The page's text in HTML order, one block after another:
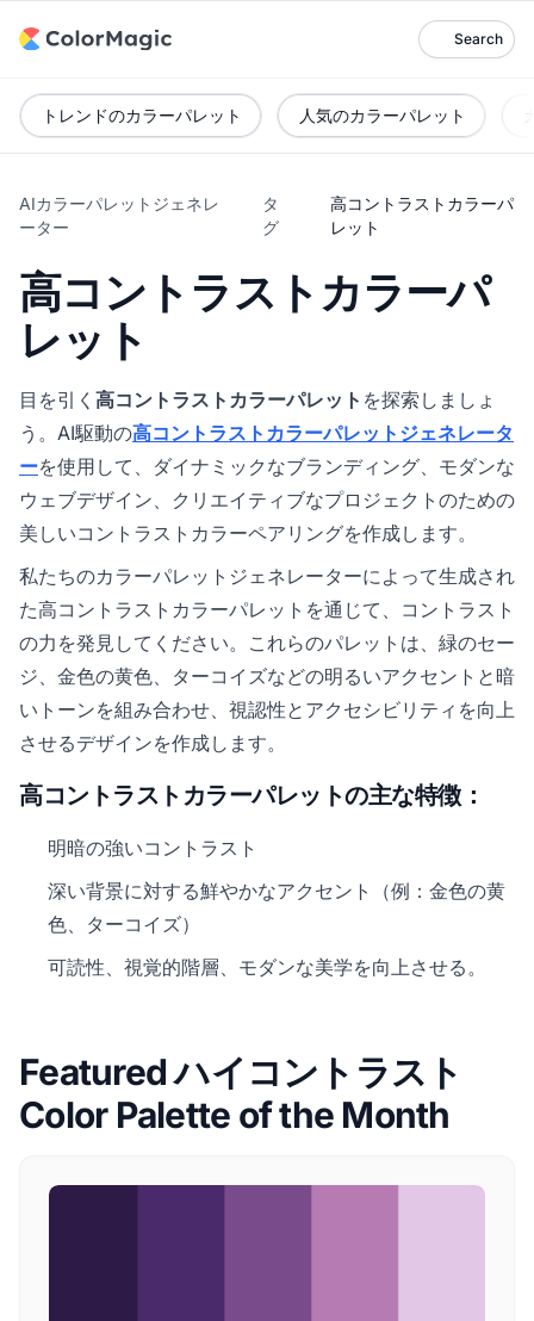
Search
トレンドのカラーパレット 人気のカラーパレット
AIカラーパレットジェネレ
ーター
タ
グ
高コントラストカラーパ
レット
高コントラストカラーパ
レット
目を引く 高コントラストカラーパレット を探索しましょ
う。AI駆動の高コントラストカラーパレットジェネレータ
ーを使用して、ダイナミックなブランディング、モダンな
ウェブデザイン、クリエイティブなプロジェクトのための
美しいコントラストカラーペアリングを作成します。
私たちのカラーパレットジェネレーターによって生成され
た高コントラストカラーパレットを通じて、コントラスト
の力を発見してください。これらのパレットは、緑のセー
ジ、金色の黄色、ターコイズなどの明るいアクセントと暗
いトーンを組み合わせ、視認性とアクセシビリティを向上
させるデザインを作成します。
高コントラストカラーパレットの主な特徴：
明暗の強いコントラスト
深い背景に対する鮮やかなアクセント（例：金色の黄
色、ターコイズ）
可読性、視覚的階層、モダンな美学を向上させる。
Featured ハイコントラスト
Color Palette of the Month